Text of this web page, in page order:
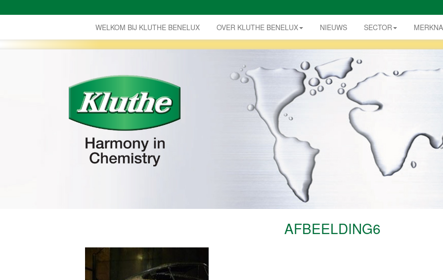
WELKOM BIJ KLUTHE BENELUX OVER KLUTHE BENELUX NIEUWS SECTOR
AFBEELDING6